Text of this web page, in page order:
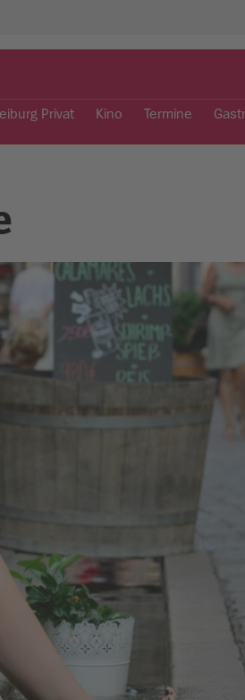
Privat Kino Termine